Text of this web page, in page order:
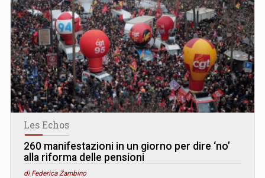
Les Echos
260 manifestazioni in un giorno per dire ‘no’
alla riforma delle pensioni
di Federica Zambino